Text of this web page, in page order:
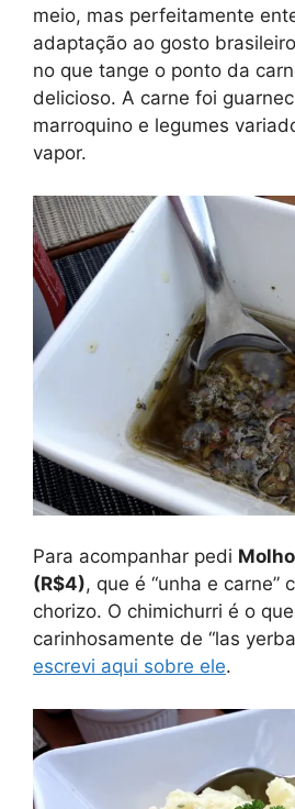
meio, mas perfeitamente
adaptação ao gosto
no que tange o ponto da
delicioso. A carne foi
marroquino e legumes
vapor.
Para acompanhar pedi
(R$4), que é “unha e carne”
chorizo. O chimichurri é o
carinhosamente de “las
escrevi aqui sobre ele.